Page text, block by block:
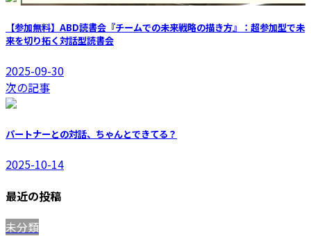
【参加無料】ABD読書会『チームでの未来戦略の描き方』：超参加型で未
来を切り拓く対話型読書会
2025-09-30
次の記事
パートナーとの対話、ちゃんとできてる？
2025-10-14
最近の投稿
未分類